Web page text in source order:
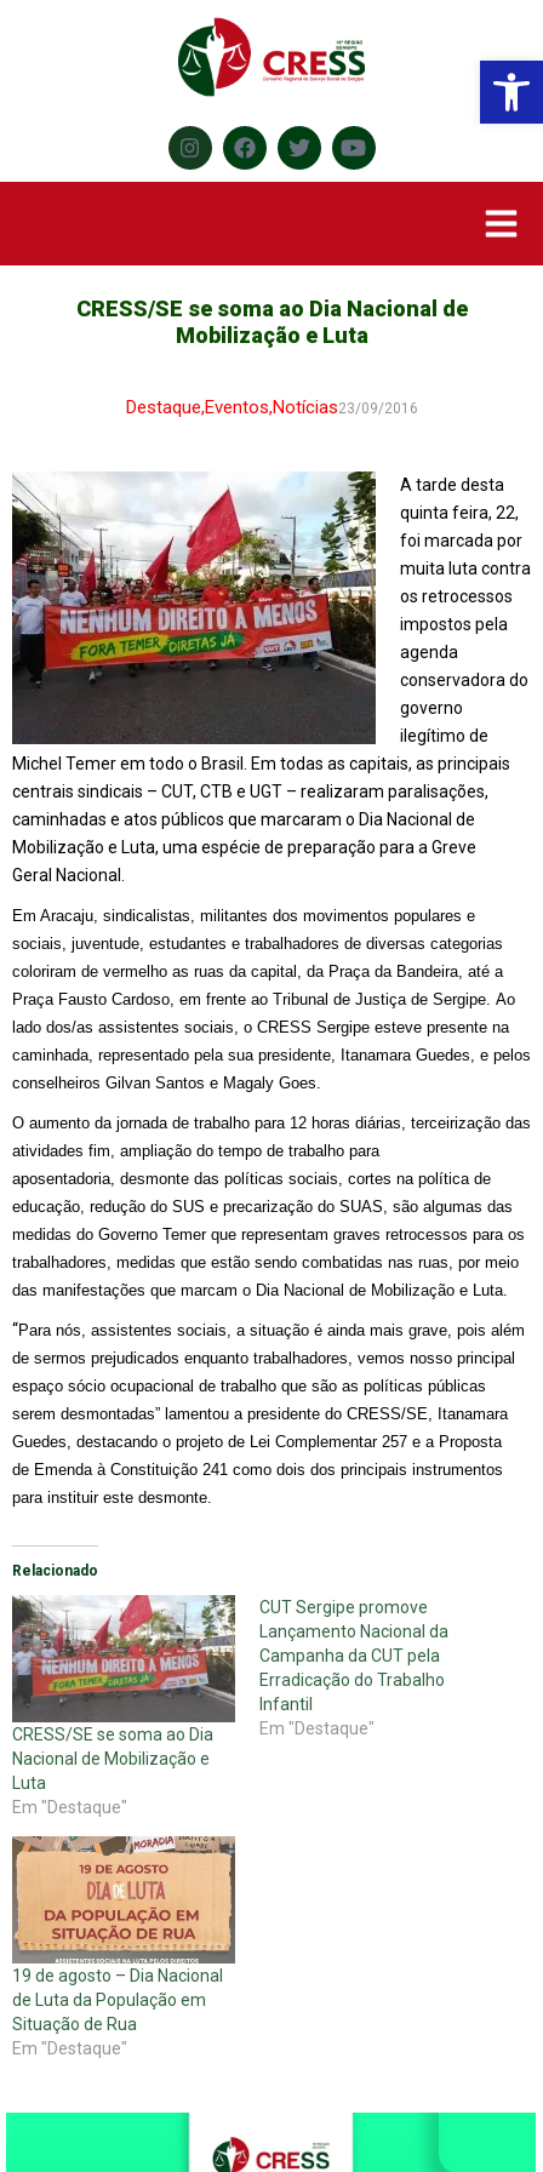
CRESS/SE se soma ao Dia Nacional de
Mobilização e Luta
Destaque,Eventos,Notícias23/09/2016
A tarde desta
quinta feira, 22,
foi marcada por
muita luta contra
os retrocessos
impostos pela
agenda
conservadora do
governo
ilegítimo de
Michel Temer em todo o Brasil. Em todas as capitais, as principais
centrais sindicais – CUT, CTB e UGT – realizaram paralisações,
caminhadas e atos públicos que marcaram o Dia Nacional de
Mobilização e Luta, uma espécie de preparação para a Greve
Geral Nacional.
Em Aracaju, sindicalistas, militantes dos movimentos populares e
sociais, juventude, estudantes e trabalhadores de diversas categorias
coloriram de vermelho as ruas da capital, da Praça da Bandeira, até a
Praça Fausto Cardoso, em frente ao Tribunal de Justiça de Sergipe. Ao
lado dos/as assistentes sociais, o CRESS Sergipe esteve presente na
caminhada, representado pela sua presidente, Itanamara Guedes, e pelos
conselheiros Gilvan Santos e Magaly Goes.
O aumento da jornada de trabalho para 12 horas diárias, terceirização das
atividades fim, ampliação do tempo de trabalho para
aposentadoria, desmonte das políticas sociais, cortes na política de
educação, redução do SUS e precarização do SUAS, são algumas das
medidas do Governo Temer que representam graves retrocessos para os
trabalhadores, medidas que estão sendo combatidas nas ruas, por meio
das manifestações que marcam o Dia Nacional de Mobilização e Luta.
“Para nós, assistentes sociais, a situação é ainda mais grave, pois além
de sermos prejudicados enquanto trabalhadores, vemos nosso principal
espaço sócio ocupacional de trabalho que são as políticas públicas
serem desmontadas” lamentou a presidente do CRESS/SE, Itanamara
Guedes, destacando o projeto de Lei Complementar 257 e a Proposta
de Emenda à Constituição 241 como dois dos principais instrumentos
para instituir este desmonte.
Relacionado
CRESS/SE se soma ao Dia
Nacional de Mobilização e
Luta
Em "Destaque"
CUT Sergipe promove
Lançamento Nacional da
Campanha da CUT pela
Erradicação do Trabalho
Infantil
Em "Destaque"
19 de agosto – Dia Nacional
de Luta da População em
Situação de Rua
Em "Destaque"